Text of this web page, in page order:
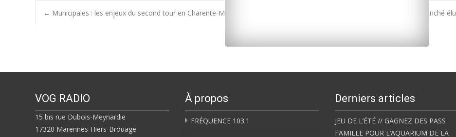
Post
← Municipales : les enjeux du second tour en Charente-Maritime Rochefort : Hervé Blanché élu
VOG RADIO
15 bis rue Dubois-Meynardie
17320 Marennes-Hiers-Brouage
À propos
FRÉQUENCE 103.1
Derniers articles
JEU DE L’ÉTÉ // GAGNEZ DES PASS
FAMILLE POUR L’AQUARIUM DE LA